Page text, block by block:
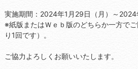
実施期間：2024年1月29日（月）～2024
※紙版またはＷｅｂ版のどちらか一方で
り1回です）。
ご協力よろしくお願いいたします。